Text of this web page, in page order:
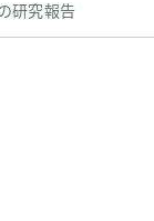
研究報告